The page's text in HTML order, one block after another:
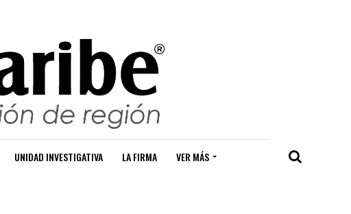
UNIDAD INVESTIGATIVA LA FIRMA VER MÁS